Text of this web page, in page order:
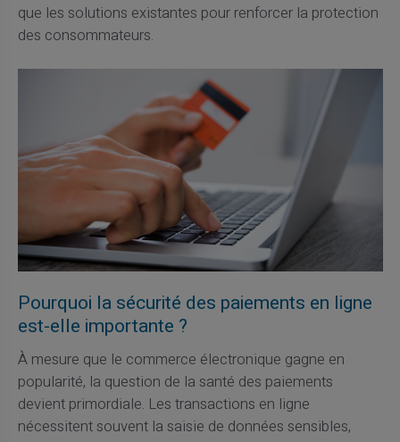
que les solutions existantes pour renforcer la protection
des consommateurs.
Pourquoi la sécurité des paiements en ligne
est-elle importante ?
À mesure que le commerce électronique gagne en
popularité, la question de la santé des paiements
devient primordiale. Les transactions en ligne
nécessitent souvent la saisie de données sensibles,